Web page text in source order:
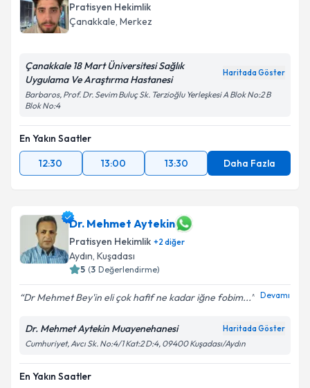
Pratisyen Hekimlik
Çanakkale, Merkez
Çanakkale 18 Mart Üniversitesi Sağlık
Uygulama Ve Araştırma Hastanesi
Haritada Göster
Barbaros, Prof. Dr. Sevim Buluç Sk. Terzioğlu Yerleşkesi A Blok No:2 B
Blok No:4
En Yakın Saatler
12:30
13:00 13:30 Daha Fazla
Dr. Mehmet Aytekin
Pratisyen Hekimlik +2 diğer
Aydın, Kuşadası
5 (3 Değerlendirme)
Dr Mehmet Bey'in eli çok hafif ne kadar iğne fobim... Devamı
Dr. Mehmet Aytekin Muayenehanesi Haritada Göster
Cumhuriyet, Avcı Sk. No:4/1 Kat:2 D:4, 09400 Kuşadası/Aydın
En Yakın Saatler